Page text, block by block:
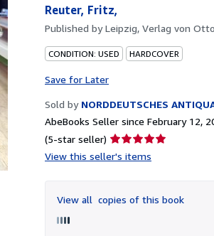
Reuter, Fritz,
Published byLeipzig, Verlag von
CONDITION: USED HARDCOVER
Save for Later
Sold by NORDDEUTSCHES
AbeBooks Seller since February 12,
(5-star seller) Seller
rating
of
5
View this seller's items
View all copies of this book